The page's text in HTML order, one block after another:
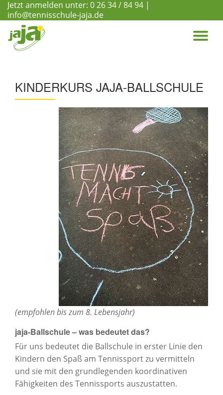
content
Jetzt anmelden unter: 0 26 34 / 84 94 |
info@tennisschule-jaja.de
KINDERKURS JAJA-BALLSCHULE
(empfohlen bis zum 8. Lebensjahr)
jaja-Ballschule – was bedeutet das?
Für uns bedeutet die Ballschule in erster Linie den
Kindern den Spaß am Tennissport zu vermitteln
und sie mit den grundlegenden koordinativen
Fähigkeiten des Tennissports auszustatten.